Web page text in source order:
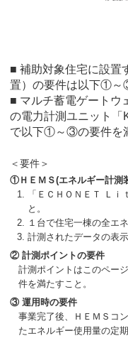
■ 補助対象住宅に設置
置）の要件は以下①～
■ マルチ蓄電ゲートウ
の電力計測ユニット「
で以下①～③の要件を
＜要件＞
①ＨＥＭＳ(エネルギー計測
「ＥＣＨＯＮＥＴ Ｌ
と。
１台で住宅一棟の全エ
計測されたデータの表
② 計測ポイントの要件
計測ポイントはこのペー
件を満たすこと。
③ 運用時の要件
事業完了後、ＨＥＭＳコ
たエネルギー使用量の定